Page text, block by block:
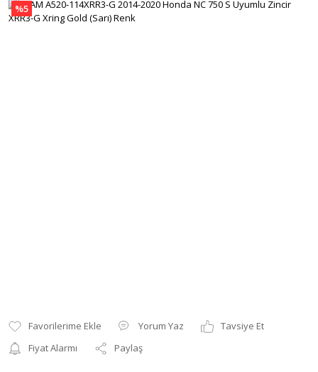
%5
Yorum Yaz
Tavsiye Et
Fiyat Alarmı
Paylaş